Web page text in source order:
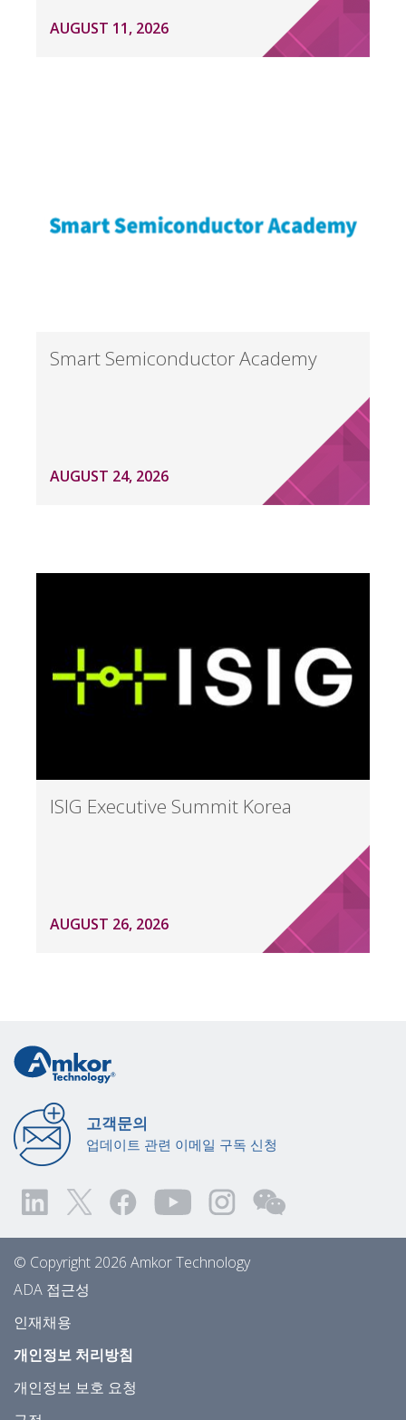
AUGUST 11, 2026
Smart Semiconductor Academy
AUGUST 24, 2026
ISIG Executive Summit Korea
AUGUST 26, 2026
고객문의
업데이트 관련 이메일 구독 신청
© Copyright 2026 Amkor Technology
ADA 접근성
인재채용
개인정보 처리방침
개인정보 보호 요청